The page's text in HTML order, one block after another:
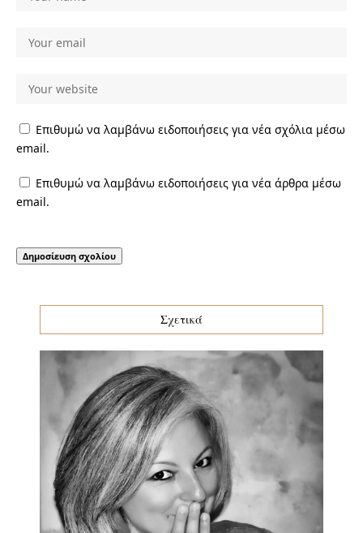
Επιθυμώ να λαμβάνω ειδοποιήσεις για νέα σχόλια μέσω
email.
Επιθυμώ να λαμβάνω ειδοποιήσεις για νέα άρθρα μέσω
email.
Σχετικά